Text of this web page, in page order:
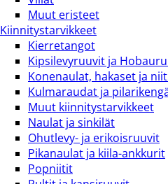
Muut eristeet
Kiinnitystarvikkeet
Kierretangot
Kipsilevyruuvit ja
Konenaulat, hakaset ja
Kulmaraudat ja
Muut kiinnitystarvikkeet
Naulat ja sinkilät
Ohutlevy- ja erikoisruuvit
Pikanaulat ja kiila-ankkurit
Popniitit